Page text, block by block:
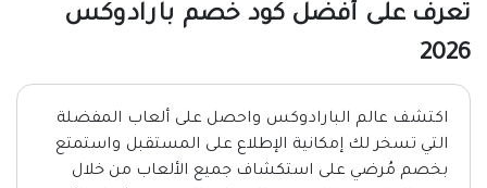
تعرف على أفضل كود خصم بارادوكس
2026
اكتشف عالم البارادوكس واحصل على ألعاب المفضلة
التي تسخر لك إمكانية الإطلاع على المستقبل واستمتع
بخصم مُرضي على استكشاف جميع الألعاب من خلال